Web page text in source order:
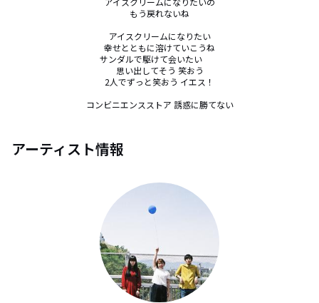
もう戻れないね
アイスクリームになりたい
幸せとともに溶けていこうね
サンダルで駆けて会いたい
思い出してそう 笑おう
2人でずっと笑おう イエス！
コンビニエンスストア 誘惑に勝てない
アーティスト情報